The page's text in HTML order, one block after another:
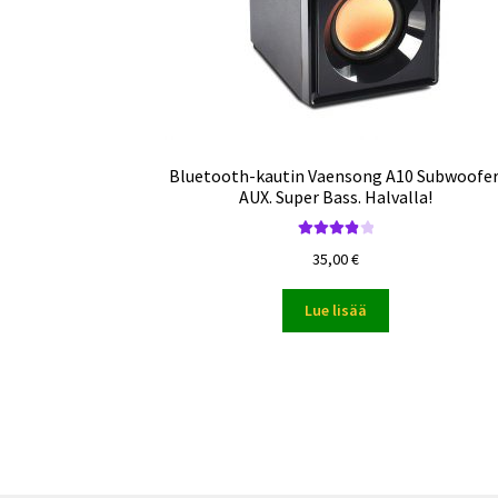
Bluetooth-kautin Vaensong A10
AUX. Super Bass. Halvalla!
tuotteesta:
4.00/ 5
35,00€
Lue lisää